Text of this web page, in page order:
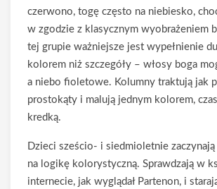
czerwono, togę często na niebiesko,
w zgodzie z klasycznym wyobrażeniem
tej grupie ważniejsze jest wypełnienie
kolorem niż szczegóły – włosy boga
a niebo fioletowe. Kolumny traktują jak
prostokąty i malują jednym kolorem,
kredką.
Dzieci sześcio- i siedmioletnie
na logikę kolorystyczną. Sprawdzają w
internecie, jak wyglądał Partenon, i